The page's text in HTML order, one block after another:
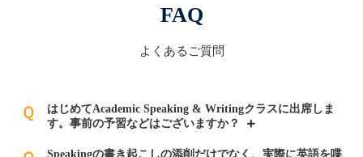
FAQ
よくあるご質問
Ｑ
はじめてAcademic Speaking & Writingクラスに出席しま
す。事前の予習などはございますか？
Speakingの書き起こしの添削だけでなく、実際に英語を喋